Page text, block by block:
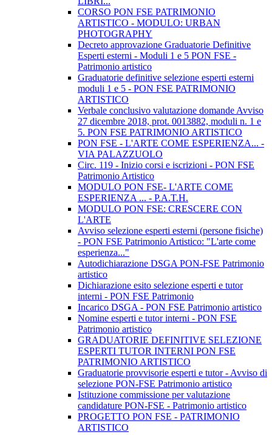
CORSO PON FSE PATRIMONIO
ARTISTICO - MODULO: URBAN
PHOTOGRAPHY
Decreto approvazione Graduatorie Definitive
Esperti esterni - Moduli 1 e 5 PON FSE -
Patrimonio artistico
Graduatorie definitive selezione esperti esterni
moduli 1 e 5 - PON FSE PATRIMONIO
ARTISTICO
Verbale conclusivo valutazione domande Avviso
27 dicembre 2018, prot. 0013882, moduli n. 1 e
5. PON FSE PATRIMONIO ARTISTICO
PON FSE - L'ARTE COME ESPERIENZA... -
VIA PALAZZUOLO
Circ. 119 - Inizio corsi e iscrizioni - PON FSE
Patrimonio Artistico
MODULO PON FSE- L'ARTE COME
ESPERIENZA ... - P.A.T.H.
MODULO PON FSE: CRESCERE CON
L'ARTE
Avviso selezione esperti esterni (persone fisiche)
- PON FSE Patrimonio Artistico: "L'arte come
esperienza..."
Autodichiarazione DSGA PON-FSE Patrimonio
artistico
Dichiarazione esito selezione esperti e tutor
interni - PON FSE Patrimonio
Incarico DSGA - PON FSE Patrimonio artistico
Nomine esperti e tutor interni - PON FSE
Patrimonio artistico
GRADUATORIE DEFINITIVE SELEZIONE
ESPERTI TUTOR INTERNI PON FSE
PATRIMONIO ARTISTICO
Graduatorie provvisorie esperti e tutor - Avviso di
selezione PON-FSE Patrimonio artistico
Istituzione commissione per valutazione
candidature PON-FSE - Patrimonio artistico
PROGETTO PON FSE - PATRIMONIO
ARTISTICO